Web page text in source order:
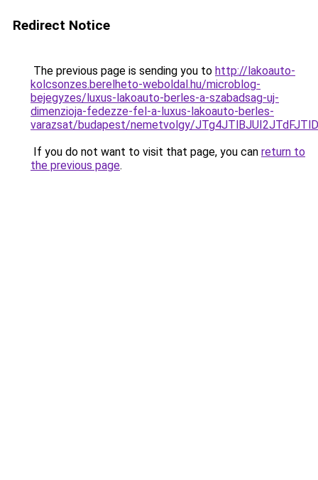
Redirect Notice
The previous page is sending you to http://lakoauto-
kolcsonzes.berelheto-weboldal.hu/microblog-
bejegyzes/luxus-lakoauto-berles-a-szabadsag-uj-
dimenzioja-fedezze-fel-a-luxus-lakoauto-berles-
varazsat/budapest/nemetvolgy/
If you do not want to visit that page, you can return to
the previous page.